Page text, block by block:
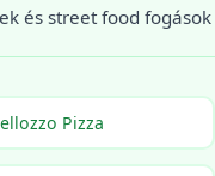
és street food
Pizza